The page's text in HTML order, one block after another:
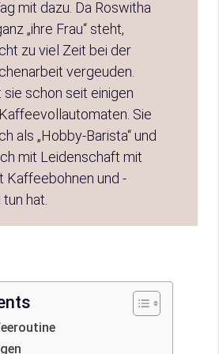
mit dazu. Da Roswitha
„ihre Frau“ steht,
zu viel Zeit bei der
vergeuden.
schon seit einigen
Sie
als „Hobby-Barista“ und
mit Leidenschaft mit
Kaffeebohnen und -
hat.